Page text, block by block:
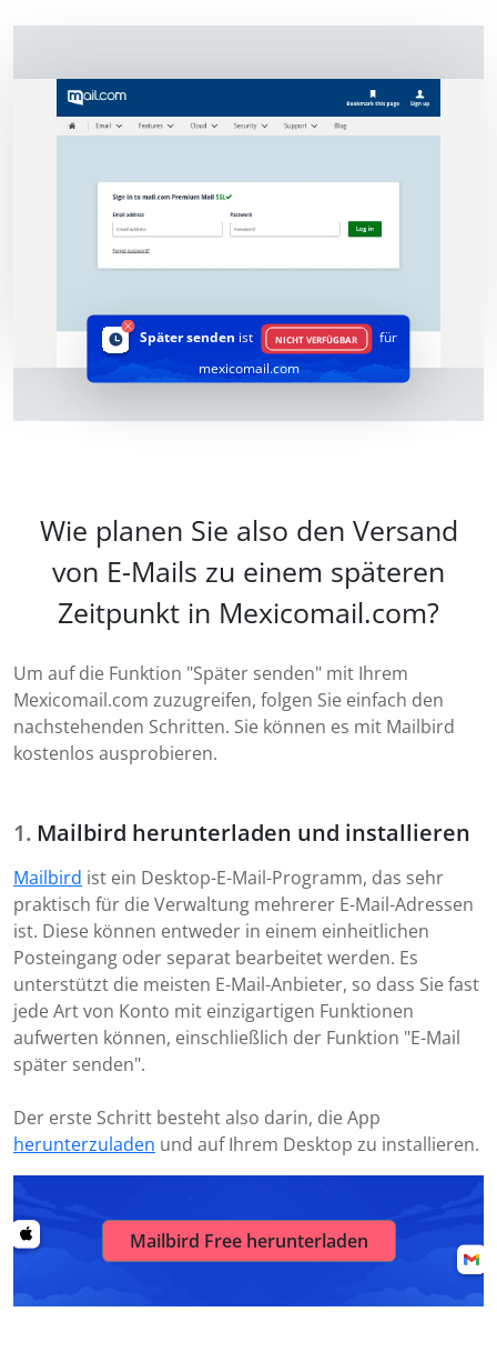
Später senden ist NICHT VERFÜGBAR
für
mexicomail.com
Wie planen Sie also den Versand
von E-Mails zu einem späteren
Zeitpunkt in Mexicomail.com?
Um auf die Funktion "Später senden" mit Ihrem
Mexicomail.com zuzugreifen, folgen Sie einfach den
nachstehenden Schritten. Sie können es mit Mailbird
kostenlos ausprobieren.
Mailbird herunterladen und installieren
Mailbird ist ein Desktop-E-Mail-Programm, das sehr
praktisch für die Verwaltung mehrerer E-Mail-Adressen
ist. Diese können entweder in einem einheitlichen
Posteingang oder separat bearbeitet werden. Es
unterstützt die meisten E-Mail-Anbieter, so dass Sie fast
jede Art von Konto mit einzigartigen Funktionen
aufwerten können, einschließlich der Funktion "E-Mail
später senden".
Der erste Schritt besteht also darin, die App
herunterzuladen und auf Ihrem Desktop zu installieren.
Mailbird Free herunterladen